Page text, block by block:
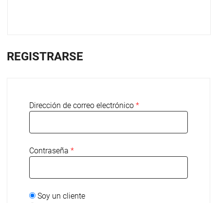
REGISTRARSE
Dirección de correo electrónico *
Contraseña *
Soy un cliente